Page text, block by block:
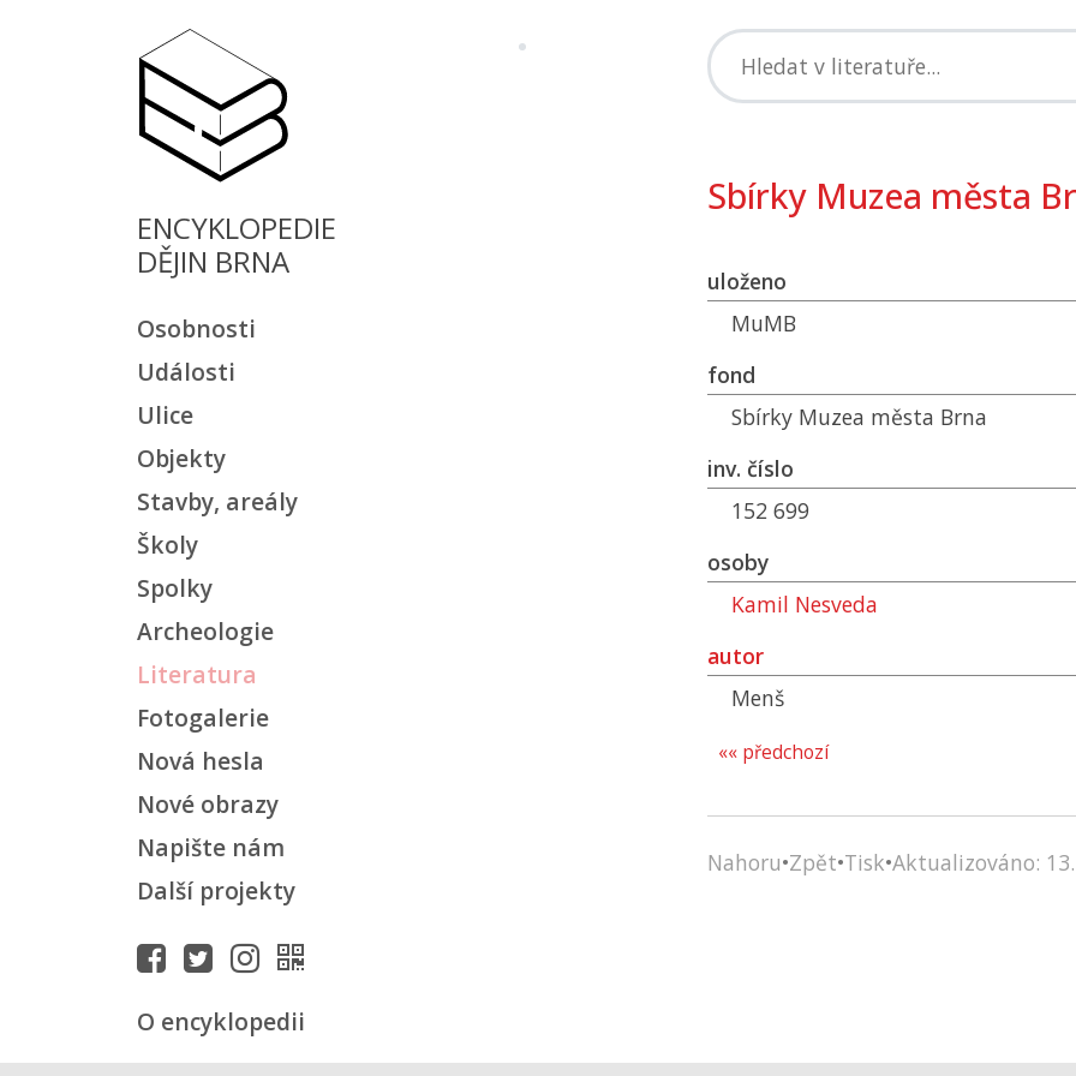
ENCYKLOPEDIE
DĚJIN BRNA
Osobnosti
Události
Ulice
Objekty
Stavby, areály
Školy
Spolky
Archeologie
Literatura
Fotogalerie
Nová hesla
Nové obrazy
Napište nám
Další projekty
O encyklopedii
Sbírky Muzea města
uloženo
MuMB
fond
Sbírky Muzea města Brna
inv. číslo
152 699
osoby
Kamil Nesveda
autor
Menš
«« předchozí
Nahoru•Zpět•Tisk•Aktualizováno: